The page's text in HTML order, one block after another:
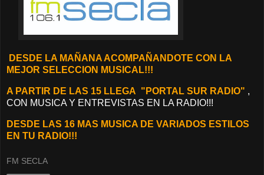
DESDE LA MAÑANA ACOMPAÑANDOTE CON LA
MEJOR SELECCION MUSICAL!!!
A PARTIR DE LAS 15 LLEGA "PORTAL SUR RADIO" ,
CON MUSICA Y ENTREVISTAS EN LA RADIO!!!
DESDE LAS 16 MAS MUSICA DE VARIADOS ESTILOS
EN TU RADIO!!!
FM SECLA